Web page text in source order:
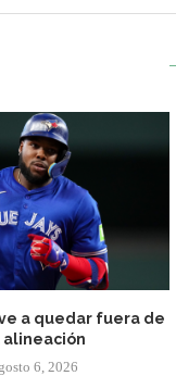
a quedar fuera de
alineación
6, 2026